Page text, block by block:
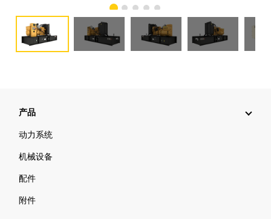
产品
动力系统
机械设备
配件
附件